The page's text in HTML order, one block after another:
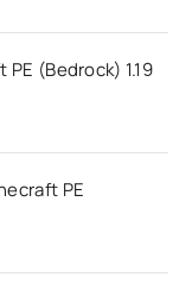
(Bedrock) 1.19
PE